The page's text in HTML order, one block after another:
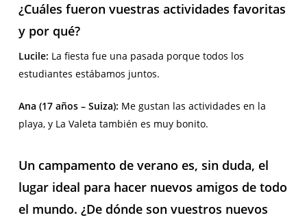
¿Cuáles fueron vuestras actividades favoritas
y por qué?
Lucile: La fiesta fue una pasada porque todos los
estudiantes estábamos juntos.
Ana (17 años – Suiza): Me gustan las actividades en la
playa, y La Valeta también es muy bonito.
Un campamento de verano es, sin duda, el
lugar ideal para hacer nuevos amigos de todo
el mundo. ¿De dónde son vuestros nuevos